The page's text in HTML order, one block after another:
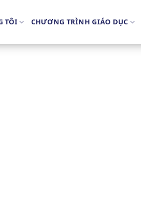
TÔI CHƯƠNG TRÌNH GIÁO DỤC